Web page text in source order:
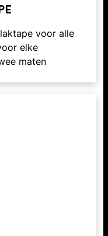
voor alle
elke
maten